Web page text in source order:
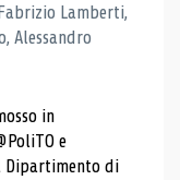
Lamberti,
Alessandro
in
e
Dipartimento di